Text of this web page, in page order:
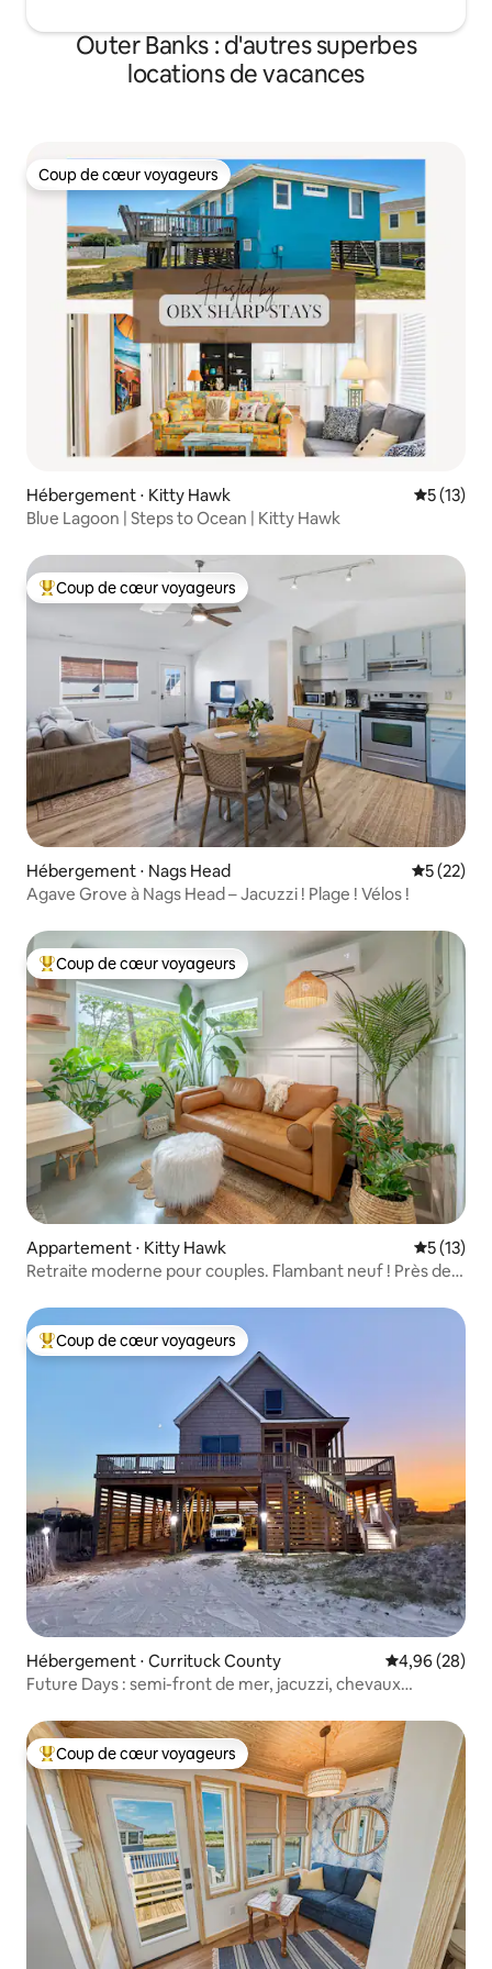
Outer Banks : d'autres superbes
locations de vacances
Coup de cœur voyageurs
Coup de cœur voyageurs
Hébergement ⋅ Kitty Hawk
5 (13)
Blue Lagoon | Steps to Ocean | Kitty Hawk
Coups de cœur voyageurs les plus appréciés
Coup de cœur voyageurs
Hébergement ⋅ Nags Head
5 (22)
Agave Grove à Nags Head – Jacuzzi ! Plage ! Vélos !
Coups de cœur voyageurs les plus appréciés
Coup de cœur voyageurs
Appartement ⋅ Kitty Hawk
5 (13)
Retraite moderne pour couples. Flambant neuf ! Près de
Coups de cœur voyageurs les plus appréciés
Coup de cœur voyageurs
Hébergement ⋅ Currituck County Évaluation
4,96 (28)
Future Days : semi-front de mer, jacuzzi, chevaux
Coups de cœur voyageurs les plus appréciés
Coup de cœur voyageurs